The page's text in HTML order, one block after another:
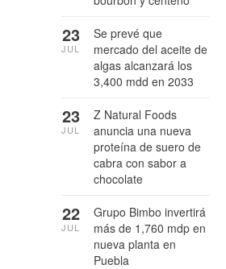
Se prevé que
mercado del aceite de
algas alcanzará los
3,400 mdd en 2033
23
JUL
Z Natural Foods
anuncia una nueva
proteína de suero de
cabra con sabor a
chocolate
23
JUL
Grupo Bimbo invertirá
más de 1,760 mdp en
nueva planta en
Puebla
22
JUL